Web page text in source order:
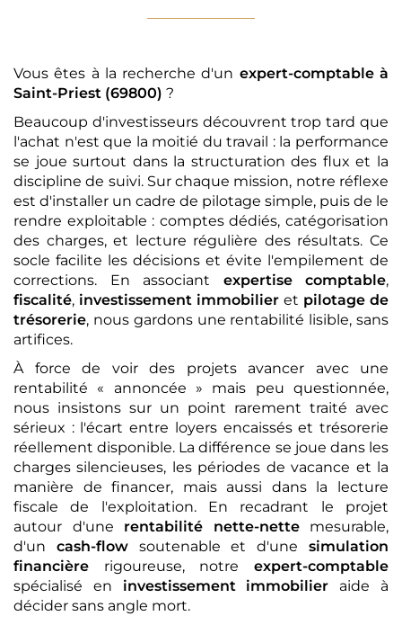
Vous êtes à la recherche d'un expert-comptable à
Saint-Priest (69800) ?
Beaucoup d'investisseurs découvrent trop tard que
l'achat n'est que la moitié du travail : la performance
se joue surtout dans la structuration des flux et la
discipline de suivi. Sur chaque mission, notre réflexe
est d'installer un cadre de pilotage simple, puis de le
rendre exploitable : comptes dédiés, catégorisation
des charges, et lecture régulière des résultats. Ce
socle facilite les décisions et évite l'empilement de
corrections. En associant expertise comptable,
fiscalité, investissement immobilier et pilotage de
trésorerie, nous gardons une rentabilité lisible, sans
artifices.
À force de voir des projets avancer avec une
rentabilité « annoncée » mais peu questionnée,
nous insistons sur un point rarement traité avec
sérieux : l'écart entre loyers encaissés et trésorerie
réellement disponible. La différence se joue dans les
charges silencieuses, les périodes de vacance et la
manière de financer, mais aussi dans la lecture
fiscale de l'exploitation. En recadrant le projet
autour d'une rentabilité nette-nettemesurable,
d'un cash-flowsoutenable et d'unesimulation
financière rigoureuse, notre expert-comptable
spécialisé en investissement immobilier aide à
décider sans angle mort.